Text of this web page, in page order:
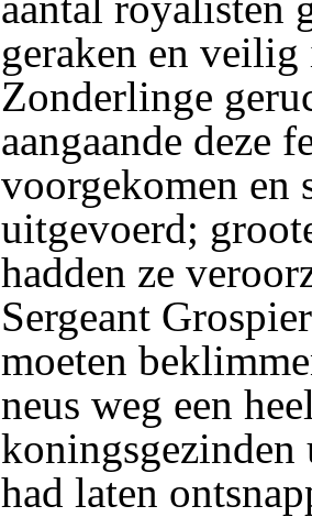
geraken en
Zonderlinge
aangaande deze
voorgekomen en
uitgevoerd;
hadden ze
Sergeant
moeten
neus weg een
had laten